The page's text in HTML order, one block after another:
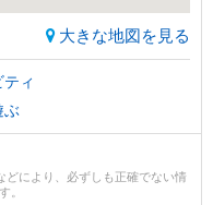
大きな地図を見る
ィ
ぶ
どにより、必ずしも正確でない情
。